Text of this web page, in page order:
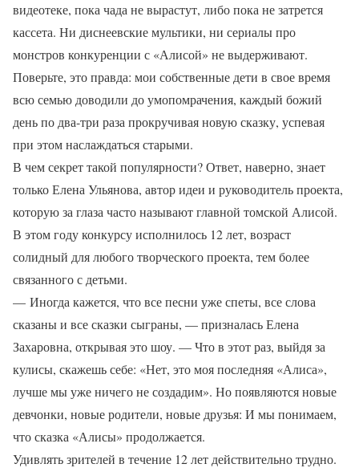
видеотеке, пока чада не вырастут, либо пока не затрется
кассета. Ни диснеевские мультики, ни сериалы про
монстров конкуренции с «Алисой» не выдерживают.
Поверьте, это правда: мои собственные дети в свое время
всю семью доводили до умопомрачения, каждый божий
день по два-три раза прокручивая новую сказку, успевая
при этом наслаждаться старыми.
В чем секрет такой популярности? Ответ, наверно, знает
только Елена Ульянова, автор идеи и руководитель проекта,
которую за глаза часто называют главной томской Алисой.
В этом году конкурсу исполнилось 12 лет, возраст
солидный для любого творческого проекта, тем более
связанного с детьми.
— Иногда кажется, что все песни уже спеты, все слова
сказаны и все сказки сыграны, — призналась Елена
Захаровна, открывая это шоу. — Что в этот раз, выйдя за
кулисы, скажешь себе: «Нет, это моя последняя «Алиса»,
лучше мы уже ничего не создадим». Но появляются новые
девчонки, новые родители, новые друзья: И мы понимаем,
что сказка «Алисы» продолжается.
Удивлять зрителей в течение 12 лет действительно трудно.